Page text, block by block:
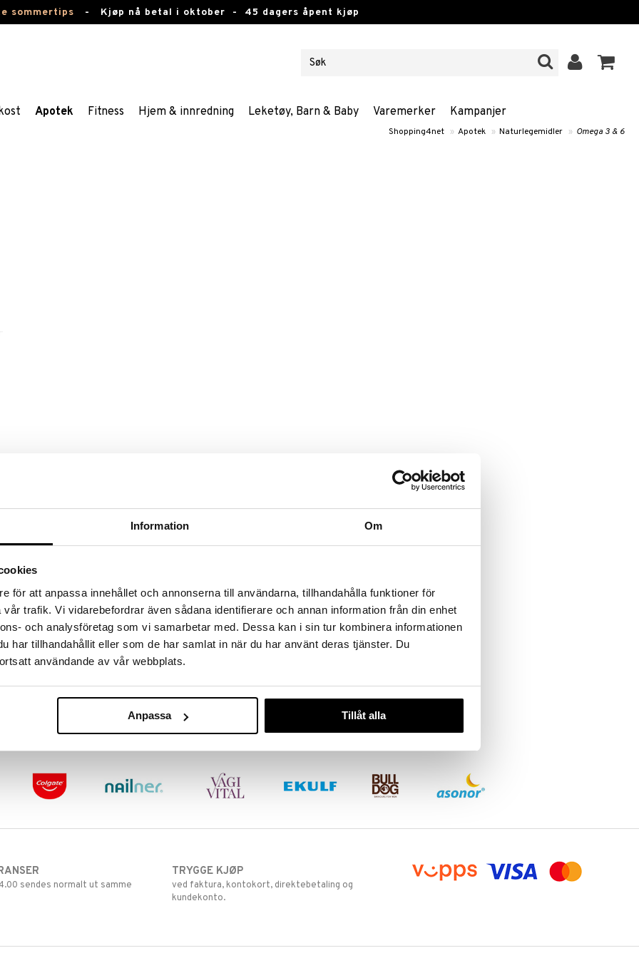
Information Om
för att anpassa innehållet och annonserna till användarna, tillhandahålla funktioner för
trafik. Vi vidarebefordrar även sådana identifierare och annan information från din enhet
och analysföretag som vi samarbetar med. Dessa kan i sin tur kombinera informationen
har tillhandahållit eller som de har samlat in när du har använt deras tjänster. Du
användande av vår webbplats.
Anpassa Tillåt alla
sommertips - Kjøp nå betal i oktober - 45 dagers åpent kjøp
Apotek Fitness Hjem & innredning Leketøy, Barn & Baby Varemerker Kampanjer
Shopping4net » Apotek » Naturlegemidler » Omega 3 & 6
sendes normalt ut samme
TRYGGE KJØP
ved faktura, kontokort, direktebetaling og
kundekonto.